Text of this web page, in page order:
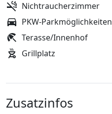
Nichtraucherzimmer
PKW-Parkmöglichkeiten
Terasse/Innenhof
Grillplatz
Zusatzinfos